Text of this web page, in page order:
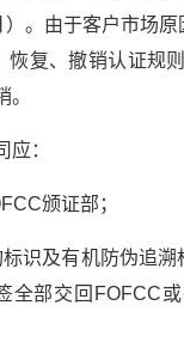
。由于客户市场
复、撤销认证规
：
颁证部；
识及有机防伪追
全部交回FOFCC